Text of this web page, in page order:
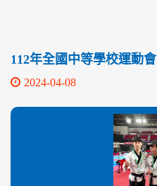
112年全國中等學校運動會
2024-04-08